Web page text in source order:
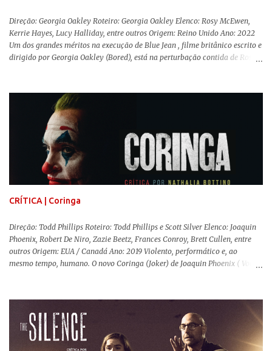
Direção: Georgia Oakley Roteiro: Georgia Oakley Elenco: Rosy McEwen,
Kerrie Hayes, Lucy Halliday, entre outros Origem: Reino Unido Ano: 2022
Um dos grandes méritos na execução de Blue Jean , filme britânico escrito e
dirigido por Georgia Oakley (Bored), está na perturbação contida de Rosy
movimentos e falas, equilibrada numa frágil neutralidade entre seu
trabalho e seus afetos, passando noites bebendo e jogando sinuca com seu
grupo de amigas lésbicas e sua amante. É imperativo para ela que ambos
os mundos não se cruzem de modo algum, pois o período histórico no qual
a história se passa - 1988 na Inglaterra - é de um contexto profundamente
conservador e hostil a pessoas queer. Com o governo liderado pela então
primeira-ministra Margaret Tatcher usando recursos supostamente
constitucionais para mobilizar campanhas agressivas ao modo de vida
CRÍTICA | Coringa
Direção: Todd Phillips Roteiro: Todd Phillips e Scott Silver Elenco: Joaquin
Phoenix, Robert De Niro, Zazie Beetz, Frances Conroy, Brett Cullen, entre
outros Origem: EUA / Canadá Ano: 2019 Violento, performático e, ao
mesmo tempo, humano. O novo Coringa (Joker) de Joaquin Phoenix ( Você
Comics . É importante ressaltar que este não é um filme de herói. E muito
menos de vilão. O longa de Todd Phillips (Se Beber, Não Case!) segue uma
trajetória profunda do reflexo da corrupção da sociedade na vida de um ser
humano, capaz de causar perturbação e desconforto do inicio ao fim da
projeção, e por mais um bom tempo após deixar o cinema. Trata-se de